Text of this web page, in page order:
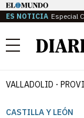
ES NOTICIA Especial
Menú
VALLADOLID
CASTILLA Y LEÓN